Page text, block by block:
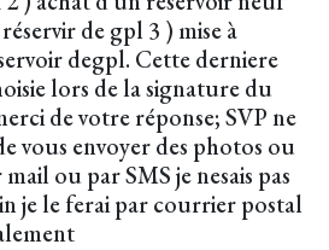
de gpl 3 ) mise à
degpl. Cette derniere
lors de la signature du
de votre réponse; SVP ne
vous envoyer des photos ou
ou par SMS je nesais pas
je le ferai par courrier postal